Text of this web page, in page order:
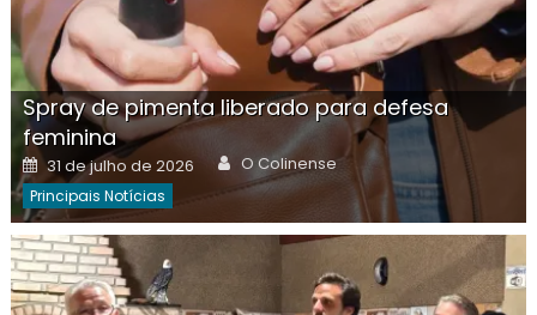
Spray de pimenta liberado para defesa
feminina
Posted
on
31 de julho de 2026 Author
O Colinense
Principais Notícias